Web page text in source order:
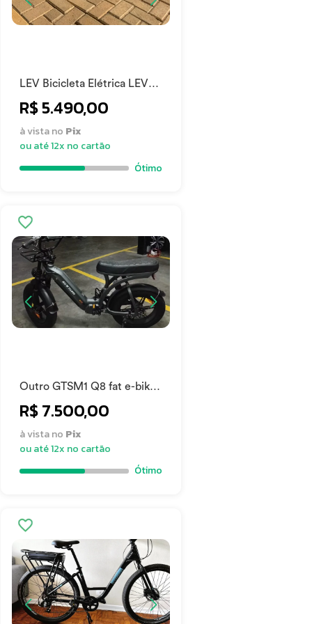
LEV Bicicleta Elétrica LEV
Completa com Cesta e
Cadeirinha 2015
R$ 5.490,00
à vista no Pix
ou até 12x no cartão
Ótimo
Outro GTSM1 Q8 fat e-bike
R$ 7.500,00
à vista no Pix
ou até 12x no cartão
Ótimo